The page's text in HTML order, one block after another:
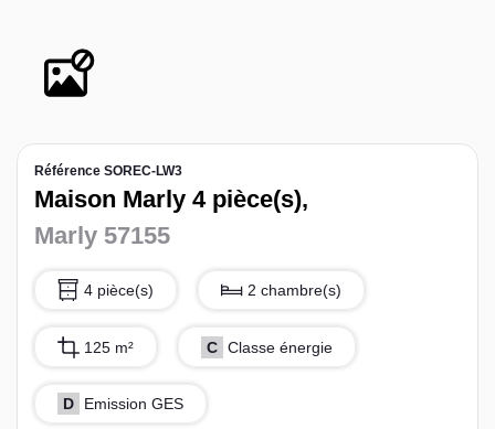
Syndic
L’équipe sorec
Recrutement
Référence SOREC-LW3
Maison Marly 4 pièce(s),
Marly 57155
4 pièce(s) 2 chambre(s)
125 m² C Classe énergie
D Emission GES